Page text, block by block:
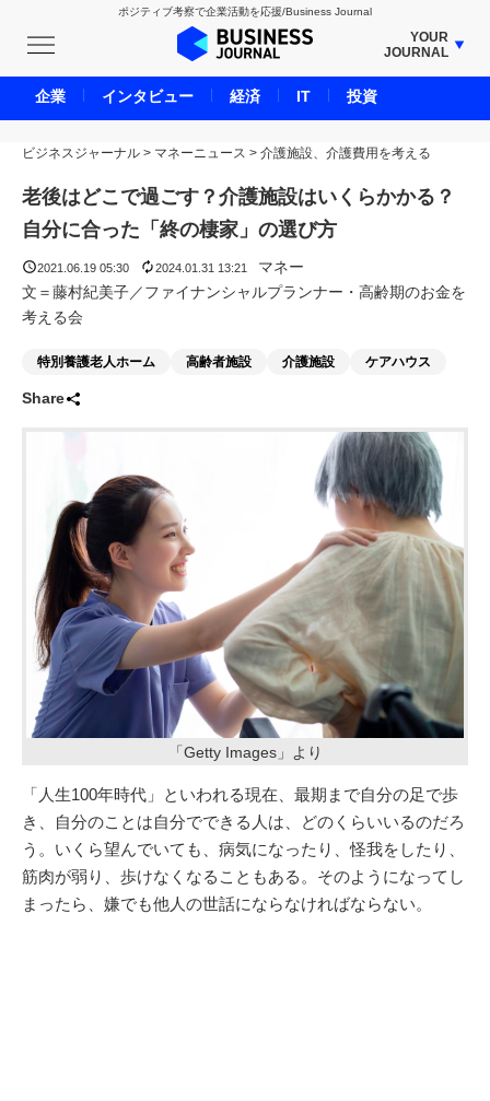
ポジティブ考察で企業活動を応援/Business Journal
YOUR
JOURNAL
BUSINESS JOURNAL
UNICORN JOURNAL
CARBON CREDITS JOURNAL
IVS JOURNAL
ENERGY MANAGEMENT JOURNAL
LIFE ENDING JOURNAL
REAL ESTATE BROKERAGE JOURNAL
ADOPTABLE DOG JOURNAL
ビジネスジャーナル > マネーニュース > 介護施設、介護費用を考える
老後はどこで過ごす？介護施設はいくらかかる？
自分に合った「終の棲家」の選び方
2021.06.19 05:30 2024.01.31 13:21
マネー
文＝藤村紀美子／ファイナンシャルプランナー・高齢期のお金を
考える会
特別養護老人ホーム 高齢者施設 介護施設 ケアハウス
Share
「Getty Images」より
「人生100年時代」といわれる現在、最期まで自分の足で歩
き、自分のことは自分でできる人は、どのくらいいるのだろ
う。いくら望んでいても、病気になったり、怪我をしたり、
筋肉が弱り、歩けなくなることもある。そのようになってし
まったら、嫌でも他人の世話にならなければならない。
企業 インタビュー 経済 IT 投資